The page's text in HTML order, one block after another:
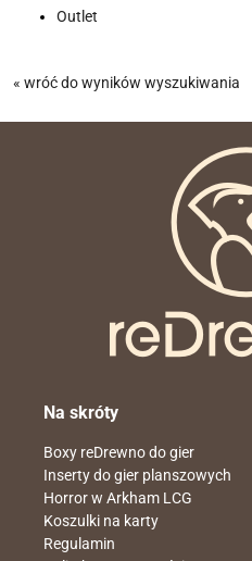
Outlet
« wróć do wyników wyszukiwania
Na skróty
Boxy reDrewno do gier
Inserty do gier planszowych
Horror w Arkham LCG
Koszulki na karty
Regulamin